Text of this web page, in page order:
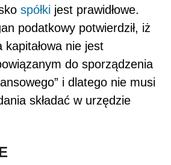
spółki jest prawidłowe.
podatkowy potwierdził, iż
nie jest
do sporządzenia
i dlatego nie musi
składać w urzędzie